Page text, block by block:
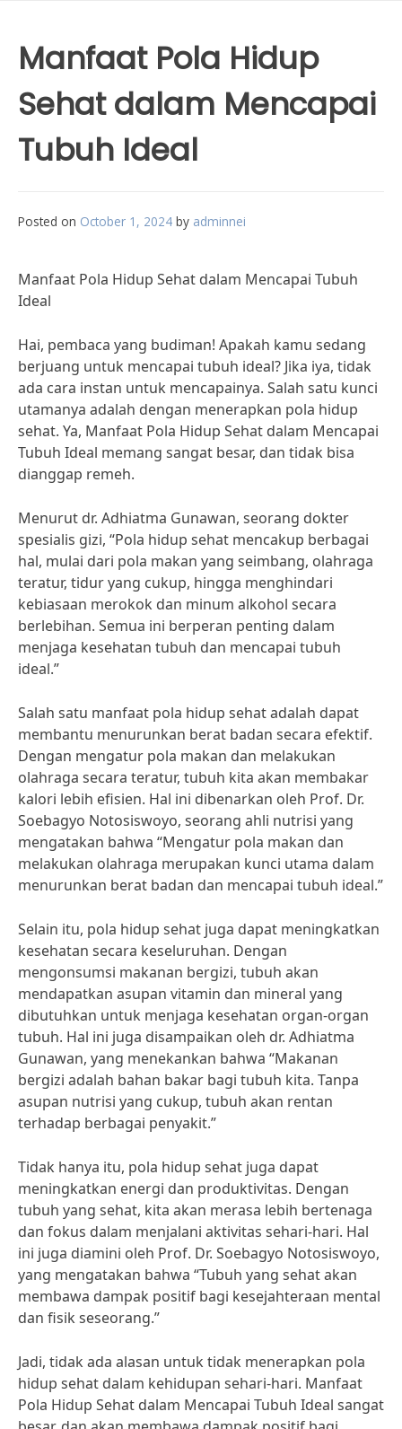
Manfaat Pola Hidup
Sehat dalam Mencapai
Tubuh Ideal
Posted on October 1, 2024 by adminnei
Manfaat Pola Hidup Sehat dalam Mencapai Tubuh
Ideal
Hai, pembaca yang budiman! Apakah kamu sedang
berjuang untuk mencapai tubuh ideal? Jika iya, tidak
ada cara instan untuk mencapainya. Salah satu kunci
utamanya adalah dengan menerapkan pola hidup
sehat. Ya, Manfaat Pola Hidup Sehat dalam Mencapai
Tubuh Ideal memang sangat besar, dan tidak bisa
dianggap remeh.
Menurut dr. Adhiatma Gunawan, seorang dokter
spesialis gizi, “Pola hidup sehat mencakup berbagai
hal, mulai dari pola makan yang seimbang, olahraga
teratur, tidur yang cukup, hingga menghindari
kebiasaan merokok dan minum alkohol secara
berlebihan. Semua ini berperan penting dalam
menjaga kesehatan tubuh dan mencapai tubuh
ideal.”
Salah satu manfaat pola hidup sehat adalah dapat
membantu menurunkan berat badan secara efektif.
Dengan mengatur pola makan dan melakukan
olahraga secara teratur, tubuh kita akan membakar
kalori lebih efisien. Hal ini dibenarkan oleh Prof. Dr.
Soebagyo Notosiswoyo, seorang ahli nutrisi yang
mengatakan bahwa “Mengatur pola makan dan
melakukan olahraga merupakan kunci utama dalam
menurunkan berat badan dan mencapai tubuh ideal.”
Selain itu, pola hidup sehat juga dapat meningkatkan
kesehatan secara keseluruhan. Dengan
mengonsumsi makanan bergizi, tubuh akan
mendapatkan asupan vitamin dan mineral yang
dibutuhkan untuk menjaga kesehatan organ-organ
tubuh. Hal ini juga disampaikan oleh dr. Adhiatma
Gunawan, yang menekankan bahwa “Makanan
bergizi adalah bahan bakar bagi tubuh kita. Tanpa
asupan nutrisi yang cukup, tubuh akan rentan
terhadap berbagai penyakit.”
Tidak hanya itu, pola hidup sehat juga dapat
meningkatkan energi dan produktivitas. Dengan
tubuh yang sehat, kita akan merasa lebih bertenaga
dan fokus dalam menjalani aktivitas sehari-hari. Hal
ini juga diamini oleh Prof. Dr. Soebagyo Notosiswoyo,
yang mengatakan bahwa “Tubuh yang sehat akan
membawa dampak positif bagi kesejahteraan mental
dan fisik seseorang.”
Jadi, tidak ada alasan untuk tidak menerapkan pola
hidup sehat dalam kehidupan sehari-hari. Manfaat
Pola Hidup Sehat dalam Mencapai Tubuh Ideal sangat